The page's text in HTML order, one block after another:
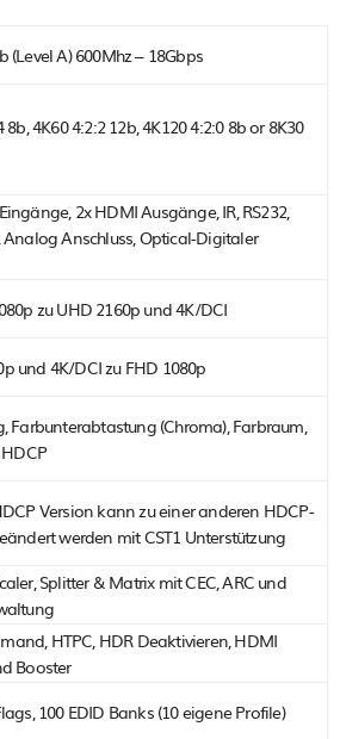
(Level A) 600Mhz – 18Gbps
8b, 4K60 4:2:2 12b, 4K120 4:2:0 8b or 8K30
2x HDMI Ausgänge, IR, RS232,
Analog Anschluss, Optical-Digitaler
zu UHD 2160p und 4K/DCI
und 4K/DCI zu FHD 1080p
Farbunterabtastung (Chroma), Farbraum,
Version kann zu einer anderen HDCP-
werden mit CST1 Unterstützung
Splitter & Matrix mit CEC, ARC und
HTPC, HDR Deaktivieren, HDMI
Booster
100 EDID Banks (10 eigene Profile)